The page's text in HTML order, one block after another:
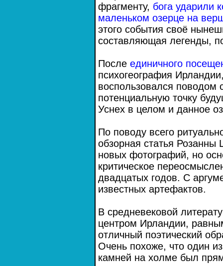
фрагменту, бога ударили
маленьком озерце на
этого события своё
составляющая легенды,
После единичного
психогеография
воспользовался
потенциальную точку
Уснех в целом и данное
По поводу всего
обзорная статья Розанны
новых фотографий, но
критическое
двадцатых годов. С
известных артефактов.
В средневековой
центром Ирландии,
отличный поэтический
Очень похоже, что один
камней на холме был